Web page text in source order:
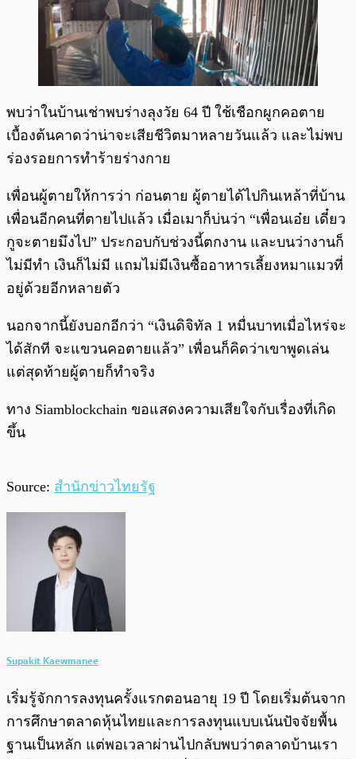
พบว่าในบ้านเช่าพบร่างลุงวัย 64 ปี ใช้เชือกผูกคอตาย
เบื้องต้นคาดว่าน่าจะเสียชีวิตมาหลายวันแล้ว และไม่พบ
ร่องรอยการทำร้ายร่างกาย
เพื่อนผู้ตายให้การว่า ก่อนตาย ผู้ตายได้ไปกินเหล้าที่บ้าน
เพื่อนอีกคนที่ตายไปแล้ว เมื่อเมาก็บ่นว่า “เพื่อนเอ๋ย เดี๋ยว
กูจะตายมึงไป” ประกอบกับช่วงนี้ตกงาน และบนว่างานก็
ไม่มีทำ เงินก็ไม่มี แถมไม่มีเงินซื้ออาหารเลี้ยงหมาแมวที่
อยู่ด้วยอีกหลายตัว
นอกจากนี้ยังบอกอีกว่า “เงินดิจิทัล 1 หมื่นบาทเมื่อไหร่จะ
ได้สักที จะแขวนคอตายแล้ว” เพื่อนก็คิดว่าเขาพูดเล่น
แต่สุดท้ายผู้ตายก็ทำจริง
ทาง Siamblockchain ขอแสดงความเสียใจกับเรื่องที่เกิด
ขึ้น
Source: สำนักข่าวไทยรัฐ
Supakit Kaewmanee
เริ่มรู้จักการลงทุนครั้งแรกตอนอายุ 19 ปี โดยเริ่มต้นจาก
การศึกษาตลาดหุ้นไทยและการลงทุนแบบเน้นปัจจัยพื้น
ฐานเป็นหลัก แต่พอเวลาผ่านไปกลับพบว่าตลาดบ้านเรา